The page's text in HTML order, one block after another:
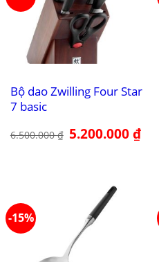
Bộ dao Zwilling Four Star
7 basic
6.500.000₫ Giá
gốc
5.200.000₫Giá
hiện
-15%